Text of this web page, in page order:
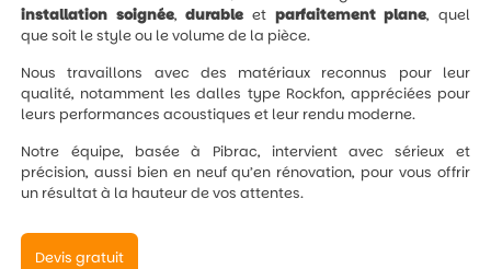
installation soignée,durable et parfaitement plane, quel
que soit le style ou le volume de la pièce.
Nous travaillons avec des matériaux reconnus pour leur
qualité, notamment les dalles type Rockfon, appréciées pour
leurs performances acoustiques et leur rendu moderne.
Notre équipe, basée à Pibrac, intervient avec sérieux et
précision, aussi bien en neuf qu’en rénovation, pour vous offrir
un résultat à la hauteur de vos attentes.
Devis gratuit